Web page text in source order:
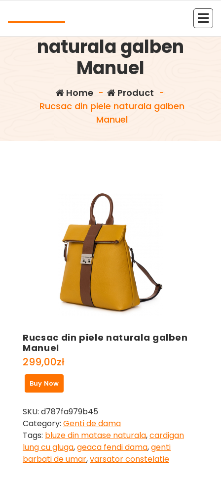
Rucsac din piele
naturala galben
Manuel
Home- Product -
Rucsac din piele naturala galben
Manuel
Rucsac din piele naturala galben
Manuel
299,00zł
Buy Now
SKU: d787fa979b45
Category: Genti de dama
Tags: bluze din matase naturala,cardigan
lung cu gluga,geaca fendi dama,genti
barbati de umar,varsator constelatie